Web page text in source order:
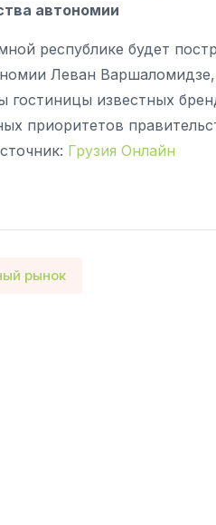
автономии
республике будет
Леван
гостиницы известных
приоритетов
Грузия Онлайн
рынок